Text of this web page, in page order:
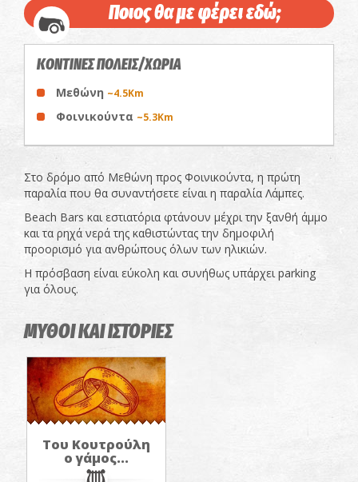
Ποιος θα με φέρει εδώ;
ΚΟΝΤΙΝΕΣ ΠΟΛΕΙΣ/ΧΩΡΙΑ
Μεθώνη ~4.5Km
Φοινικούντα ~5.3Km
Στο δρόμο από Μεθώνη προς Φοινικούντα, η πρώτη
παραλία που θα συναντήσετε είναι η παραλία Λάμπες.
Beach Bars και εστιατόρια φτάνουν μέχρι την ξανθή άμμο
και τα ρηχά νερά της καθιστώντας την δημοφιλή
προορισμό για ανθρώπους όλων των ηλικιών.
Η πρόσβαση είναι εύκολη και συνήθως υπάρχει parking
για όλους.
ΜΥΘΟΙ ΚΑΙ ΙΣΤΟΡΙΕΣ
Του Κουτρούλη
ο γάμος...